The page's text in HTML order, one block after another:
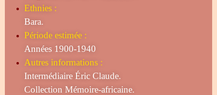
Ethnies :
Bara.
Période estimée :
Années 1900-1940
Autres informations :
Intermédiaire Éric Claude.
Collection Mémoire-africaine.